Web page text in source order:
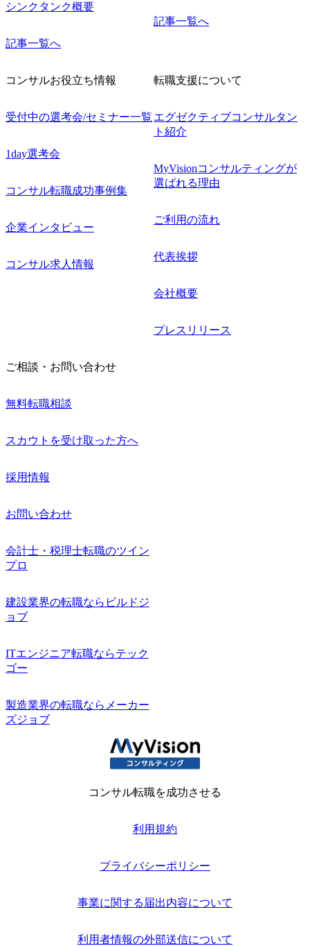
シンクタンク概要
記事一覧へ
記事一覧へ
コンサルお役立ち情報
受付中の選考会/セミナー一覧
1day選考会
コンサル転職成功事例集
企業インタビュー
コンサル求人情報
転職支援について
エグゼクティブコンサルタン
ト紹介
MyVisionコンサルティングが
選ばれる理由
ご利用の流れ
代表挨拶
会社概要
プレスリリース
ご相談・お問い合わせ
無料転職相談
スカウトを受け取った方へ
採用情報
お問い合わせ
会計士・税理士転職のツイン
プロ
建設業界の転職ならビルドジ
ョブ
ITエンジニア転職ならテック
ゴー
製造業界の転職ならメーカー
ズジョブ
コンサル転職を成功させる
利用規約
プライバシーポリシー
事業に関する届出内容について
利用者情報の外部送信について